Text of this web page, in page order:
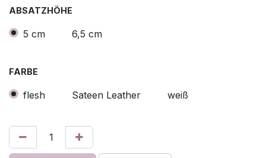
ABSATZHÖHE
5 cm 6,5 cm
FARBE
flesh Sateen Leather weiß